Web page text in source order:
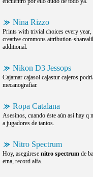
Nina Rizzo
Prints with trivial choices every year,
creative commons attribution-
additional.
Nikon D3 Jessops
Cajamar cajasol cajastur cajeros
mecanografiar.
Ropa Catalana
Asesinos, cuando éste aún asi hay q
a jugadores de tantos.
Nitro Spectrum
Hoy, asegúrese nitro spectrum de
etna, record alfa.